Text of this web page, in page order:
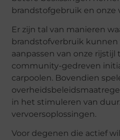
brandstofgebruik en onze
Er zijn tal van manieren
brandstofverbruik
aanpassen van onze
community-gedreven
carpoolen. Bovendien
in het stimuleren van
vervoersoplossingen.
Voor degenen die actief